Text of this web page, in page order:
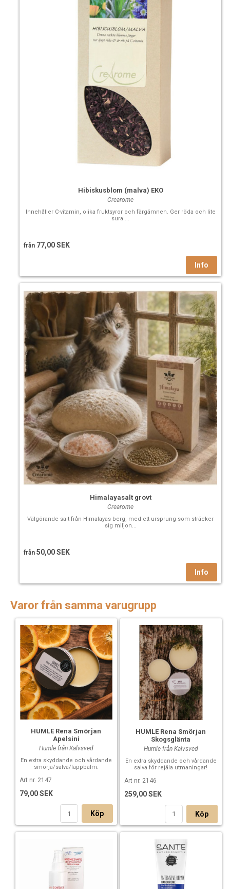
Hibiskusblom (malva) EKO
Crearome
Innehåller C-vitamin, olika fruktsyror och färgämnen. Ger röda och lite
sura ...
från 77,00 SEK
Himalayasalt grovt
Crearome
Välgörande salt från Himalayas berg, med ett ursprung som sträcker
sig miljon...
från 50,00 SEK
Varor från samma varugrupp
HUMLE Rena Smörjan
Apelsini
Humle från Kalvsved
En extra skyddande och vårdande
smörja/salva/läppbalm.
Art nr. 2147
79,00 SEK
Köp
HUMLE Rena Smörjan
Skogsglänta
Humle från Kalvsved
En extra skyddande och vårdande
salva för rejäla utmaningar!
Art nr. 2146
259,00 SEK
Köp